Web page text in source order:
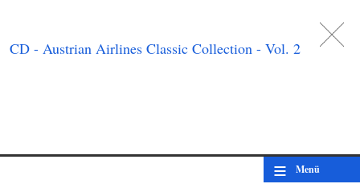
CD - Austrian Airlines Classic Collection - Vol. 2
≡ Menü